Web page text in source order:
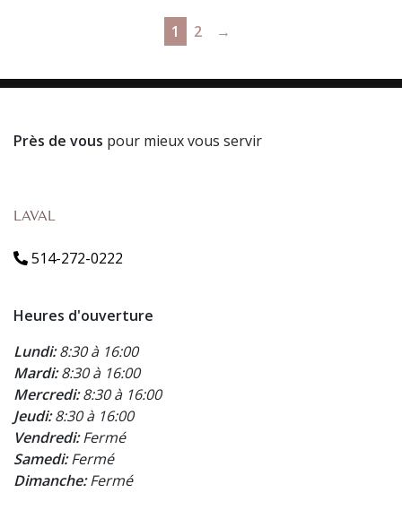
1 2 →
Près de vous pour mieux vous servir
LAVAL
514-272-0222
Heures d'ouverture
Lundi:8:30 à 16:00
Mardi:8:30 à 16:00
Mercredi:8:30 à 16:00
Jeudi:8:30 à 16:00
Vendredi:Fermé
Samedi:Fermé
Dimanche:Fermé